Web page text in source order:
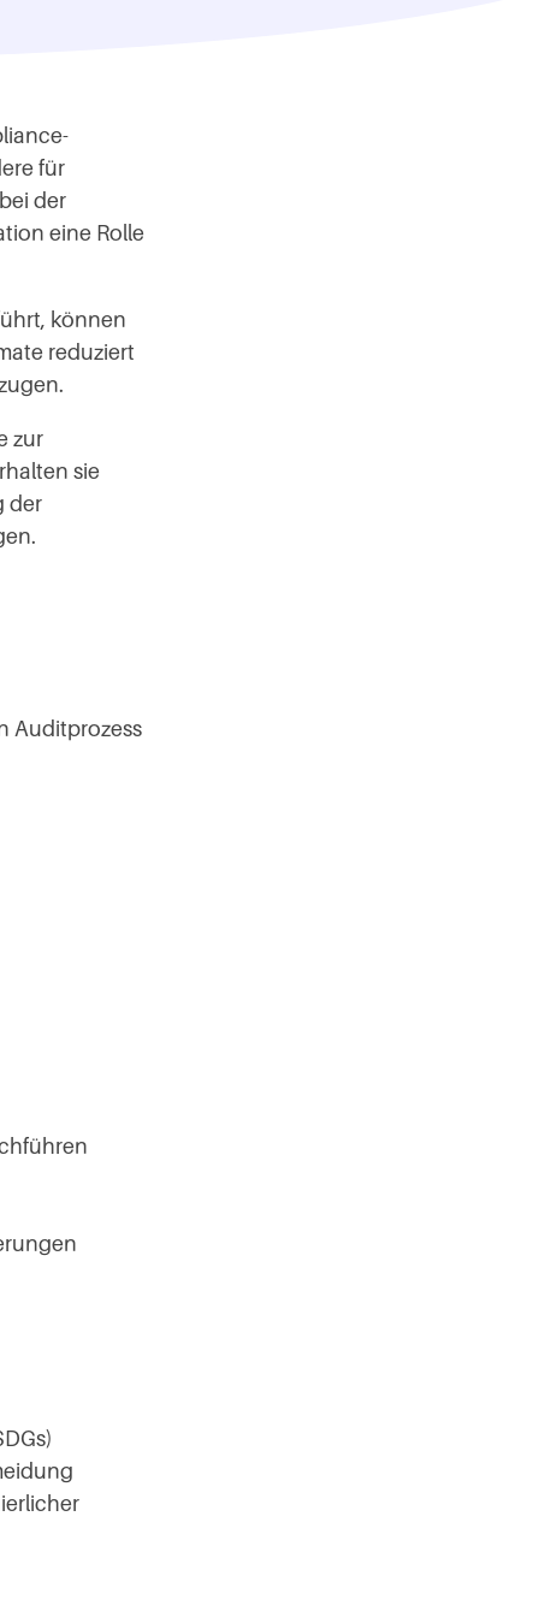
für
der
eine Rolle
können
reduziert
zur
sie
der
Auditprozess